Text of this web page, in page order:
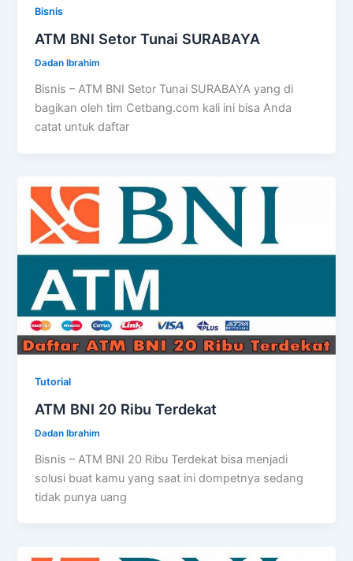
Bisnis
ATM BNI Setor Tunai SURABAYA
Dadan Ibrahim
Bisnis – ATM BNI Setor Tunai SURABAYA yang di
bagikan oleh tim Cetbang.com kali ini bisa Anda
catat untuk daftar
Tutorial
ATM BNI 20 Ribu Terdekat
Dadan Ibrahim
Bisnis – ATM BNI 20 Ribu Terdekat bisa menjadi
solusi buat kamu yang saat ini dompetnya sedang
tidak punya uang